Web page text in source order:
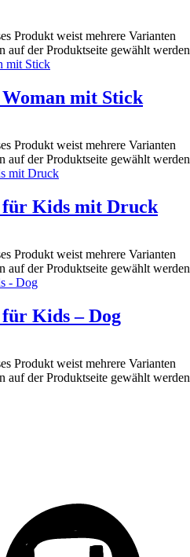
Produkt weist mehrere Varianten
auf der Produktseite gewählt werden
mit Stick
Produkt weist mehrere Varianten
auf der Produktseite gewählt werden
für Kids mit Druck
Produkt weist mehrere Varianten
auf der Produktseite gewählt werden
Kids – Dog
Produkt weist mehrere Varianten
auf der Produktseite gewählt werden